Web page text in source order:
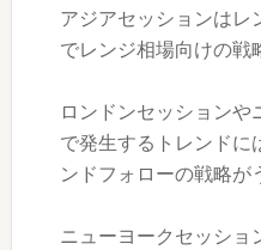
アジアセッションはレ
でレンジ相場向けの戦
ロンドンセッションや
で発生するトレンドに
ンドフォローの戦略が
ニューヨークセッショ